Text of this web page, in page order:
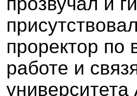
проректор по
работе и